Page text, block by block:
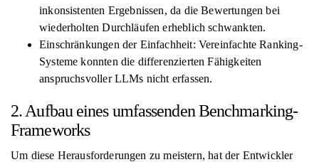
inkonsistenten Ergebnissen, da die Bewertungen bei
wiederholten Durchläufen erheblich schwankten.
Einschränkungen der Einfachheit: Vereinfachte Ranking-
Systeme konnten die differenzierten Fähigkeiten
anspruchsvoller LLMs nicht erfassen.
2. Aufbau eines umfassenden Benchmarking-
Frameworks
Um diese Herausforderungen zu meistern, hat der Entwickler